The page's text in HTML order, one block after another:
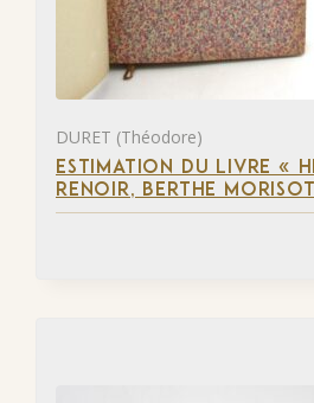
DURET (Théodore)
ESTIMATION DU LIVRE «
RENOIR, BERTHE